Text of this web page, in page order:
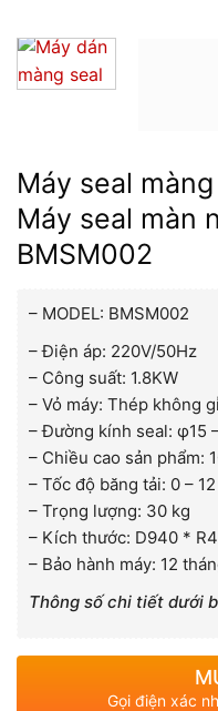
Máy seal
Máy seal màn
BMSM002
– MODEL: BMSM002
– Điện áp: 220V/50Hz
– Công suất: 1.8KW
– Vỏ máy: Thép không
– Đường kính seal: φ15
– Chiều cao sản phẩm:
– Tốc độ băng tải: 0 –
– Trọng lượng: 30 kg
– Kích thước: D940 *
– Bảo hành máy: 12
Thông số chi tiết dưới
Gọi điện xác